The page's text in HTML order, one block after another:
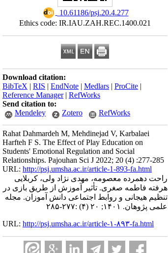
‎ 10.61186/psj.20.4.277
Ethics code: IR.IAU.ZAH.REC.1400.021
Download citation:
BibTeX | RIS | EndNote | Medlars | ProCite |
Reference Manager| RefWorks
Send citation to:
Mendeley
Zotero RefWorks
Rahat Dahmardeh M, Mehdinejad V, Karbalaei
Harfteh F S. The Effect of Play Education on
Students' Emotional Regulation and Social
Relationships. Pajouhan Sci J 2022; 20 (4) :277-285
URL: http://psj.umsha.ac.ir/article-1-893-fa.html
راحت دهمرده معصومه، مهدی نژاد ولی، کربلایی
هرفته فاطمه صغری. تأثیر آموزش از طریق بازی در
تنظیم هیجانی و روابط اجتماعی دانش آموزان. مجله
علمی پژوهان. ۱۴۰۱; ۲۰ (۴) :۲۷۷-۲۸۵
URL: http://psj.umsha.ac.ir/article-۱-۸۹۳-fa.html